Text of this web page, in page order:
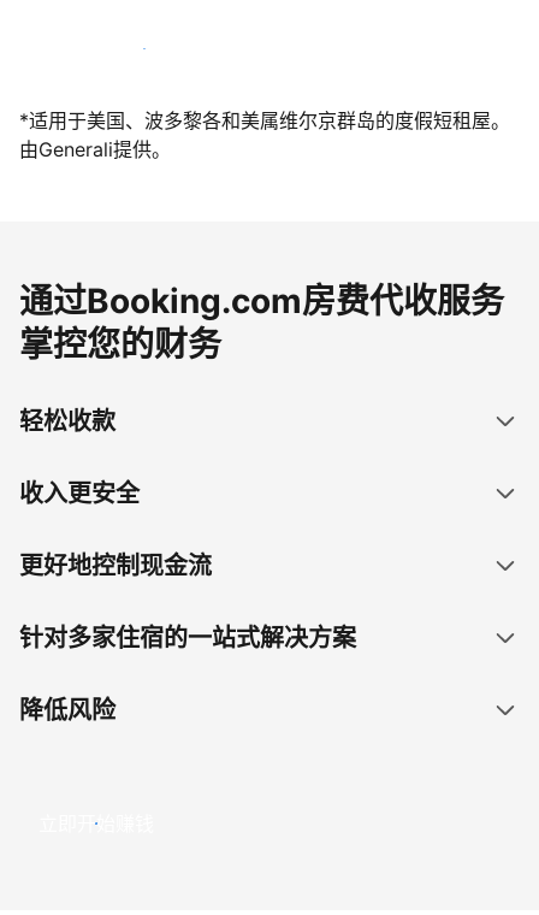
立即与我们一起迎接客人
*适用于美国、波多黎各和美属维尔京群岛的度假短租屋。
由Generali提供。
通过Booking.com房费代收服务
掌控您的财务
轻松收款
收入更安全
更好地控制现金流
针对多家住宿的一站式解决方案
降低风险
立即开始赚钱